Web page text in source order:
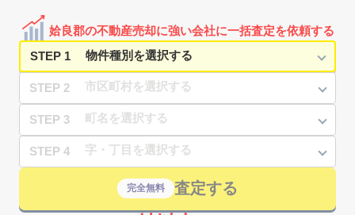
姶良郡の不動産売却に強い会社に一括査定を依頼する
STEP 1
STEP 2
STEP 3
STEP 4
完全無料 査定する